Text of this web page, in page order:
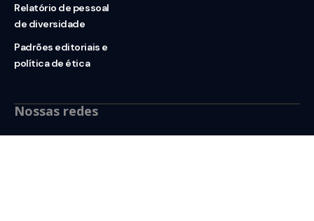
Relatório de pessoal
de diversidade
Padrões editoriais e
política de ética
Nossas redes